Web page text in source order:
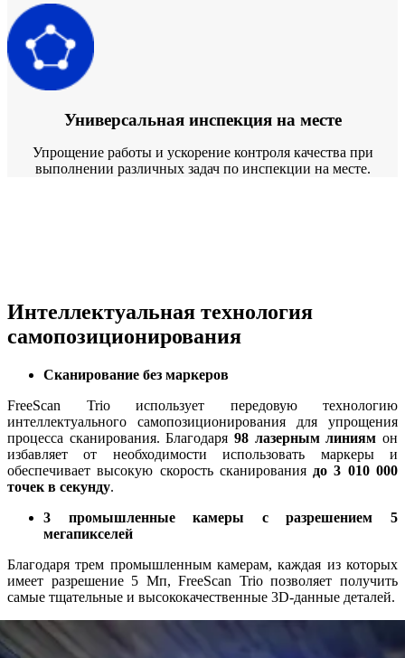
Универсальная инспекция на месте
Упрощение работы и ускорение контроля качества при
выполнении различных задач по инспекции на месте.
Интеллектуальная технология
самопозиционирования
Сканирование без маркеров
FreeScan Trio использует передовую технологию
интеллектуального самопозиционирования для упрощения
процесса сканирования. Благодаря 98 лазерным линиям он
избавляет от необходимости использовать маркеры и
обеспечивает высокую скорость сканирования до 3 010 000
точек в секунду.
3 промышленные камеры с разрешением 5
мегапикселей
Благодаря трем промышленным камерам, каждая из которых
имеет разрешение 5 Мп, FreeScan Trio позволяет получить
самые тщательные и высококачественные 3D-данные деталей.